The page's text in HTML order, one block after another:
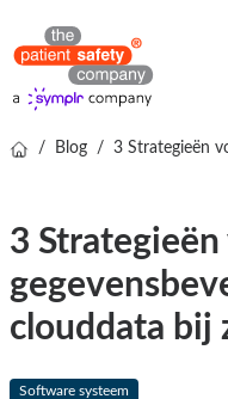
Kenniscentrum
Over ons
Gratis online demo
/ Blog / 3 Strategieën
3
clouddata bij
Software systeem